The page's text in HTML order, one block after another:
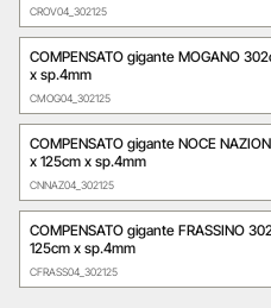
CROV04_302125
COMPENSATO gigante MOGANO
x sp.4mm
CMOG04_302125
COMPENSATO gigante NOCE
x 125cm x sp.4mm
CNNAZ04_302125
COMPENSATO gigante FRASSINO
125cm x sp.4mm
CFRASS04_302125